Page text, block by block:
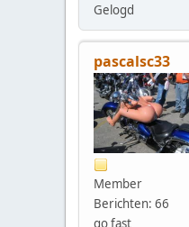
Gelogd
pascalsc33
Member
Berichten: 66
go fast